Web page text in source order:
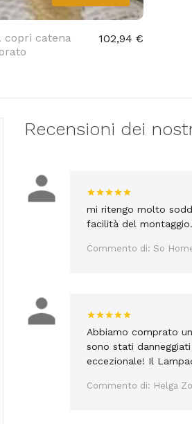
copri catena
102,94 €
Recensioni dei
mi ritengo molto
facilità del montaggio.
Commento di: So
Abbiamo comprato
sono stati
eccezionale! Il
Commento di: Helga